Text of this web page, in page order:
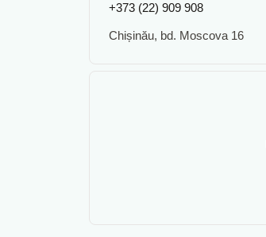
+373 (22) 909 908
Chișinău, bd. Moscova 16